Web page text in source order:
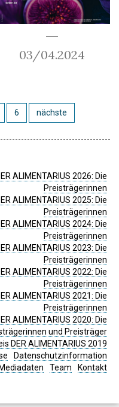
03/04.2024
6 nächste
ALIMENTARIUS 2026: Die
Preisträgerinnen
ALIMENTARIUS 2025: Die
Preisträgerinnen
ALIMENTARIUS 2024: Die
Preisträgerinnen
ALIMENTARIUS 2023: Die
Preisträgerinnen
ALIMENTARIUS 2022: Die
Preisträgerinnen
ALIMENTARIUS 2021: Die
Preisträgerinnen
ALIMENTARIUS 2020: Die
und Preisträger
DER ALIMENTARIUS 2019
Datenschutzinformation
Team Kontakt